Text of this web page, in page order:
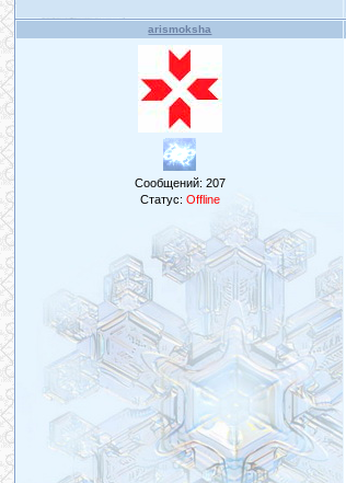
arismoksha
Сообщений: 207
Статус: Offline